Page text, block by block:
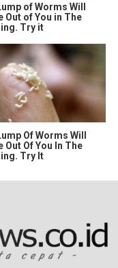
of Worms Will
Out of You in The
Try it
Of Worms Will
Out Of You In The
Try It